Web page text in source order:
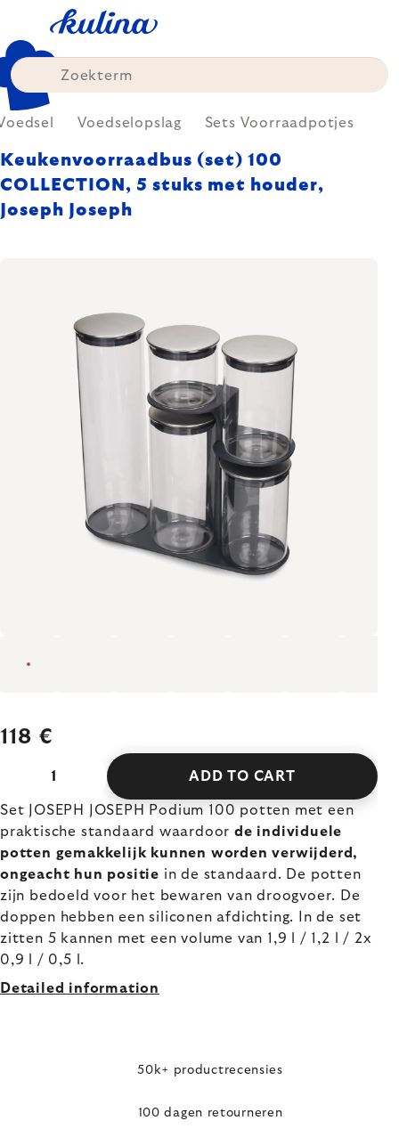
content
Voedselopslag Sets Voorraadpotjes
Keukenvoorraadbus (set) 100
COLLECTION, 5 stuks met houder,
Joseph Joseph
118 €
ADD TO CART
Set JOSEPH JOSEPH Podium 100 potten met een
praktische standaard waardoorde individuele
potten gemakkelijk kunnen worden verwijderd,
ongeacht hun positie in de standaard. De potten
zijn bedoeld voor het bewaren van droogvoer. De
doppen hebben een siliconen afdichting. In de set
zitten 5 kannen met een volume van 1,9 l / 1,2 l / 2x
0,9 l / 0,5 l.
Detailed information
50k+ productrecensies
100 dagen retourneren